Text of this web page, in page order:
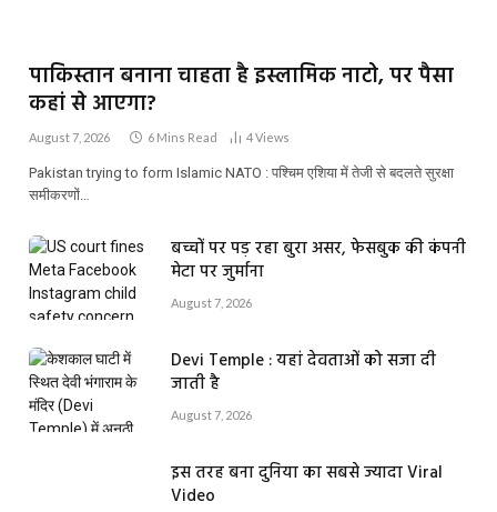
पाकिस्तान बनाना चाहता है इस्लामिक नाटो, पर पैसा
कहां से आएगा?
August 7, 2026 6 Mins Read 4Views
Pakistan trying to form Islamic NATO : पश्चिम एशिया में तेजी से बदलते सुरक्षा
समीकरणों…
बच्चों पर पड़ रहा बुरा असर, फेसबुक की कंपनी
मेटा पर जुर्माना
August 7, 2026
Devi Temple : यहां देवताओं को सजा दी
जाती है
August 7, 2026
इस तरह बना दुनिया का सबसे ज्यादा Viral
Video